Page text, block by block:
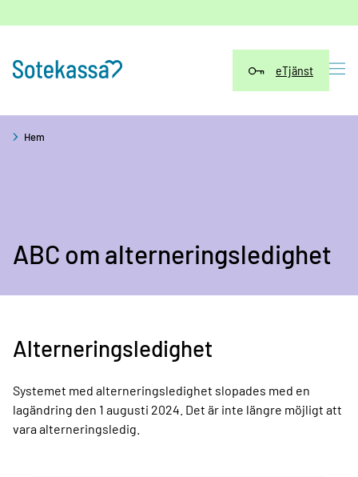
eTjänst
ABC om alterneringsledighet
Hem
Alterneringsledighet
Systemet med alterneringsledighet slopades med en
lagändring den 1 augusti 2024. Det är inte längre möjligt att
vara alterneringsledig.